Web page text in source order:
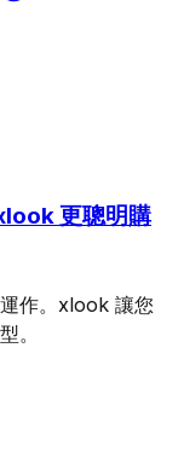
更聰明購
作。xlook 讓您
。